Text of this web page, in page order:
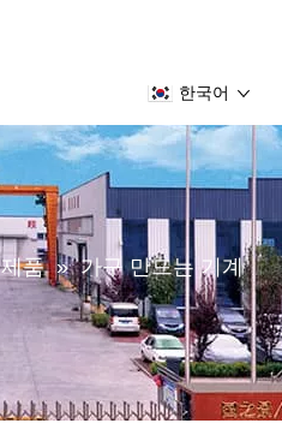
한국어
제품 » 가구 만드는 기계